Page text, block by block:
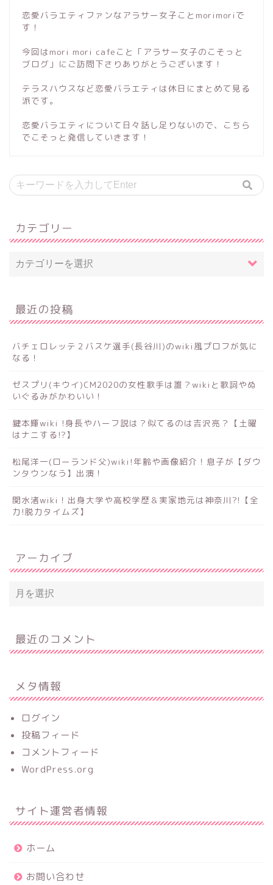
恋愛バラエティファンなアラサー女子ことmorimoriで
す！
今回はmori mori cafeこと「アラサー女子のこそっと
ブログ」にご訪問下さりありがとうございます！
テラスハウスなど恋愛バラエティは休日にまとめて見る
派です。
恋愛バラエティについて日々話し足りないので、こちら
でこそっと発信していきます！
カテゴリー
最近の投稿
バチェロレッテ２バスケ選手(長谷川)のwiki風プロフが気に
なる！
ゼスプリ(キウイ)CM2020の女性歌手は誰？wikiと歌詞やぬ
いぐるみがかわいい！
鍵本輝wiki !身長やハーフ説は？似てるのは吉沢亮？【土曜
はナニする!?】
松尾洋一(ローランド父)wiki!年齢や画像紹介！息子が【ダウ
ンタウンなう】出演！
関水渚wiki！出身大学や高校学歴＆実家地元は神奈川?!【全
力!脱力タイムズ】
アーカイブ
最近のコメント
メタ情報
ログイン
投稿フィード
コメントフィード
WordPress.org
サイト運営者情報
ホーム
お問い合わせ